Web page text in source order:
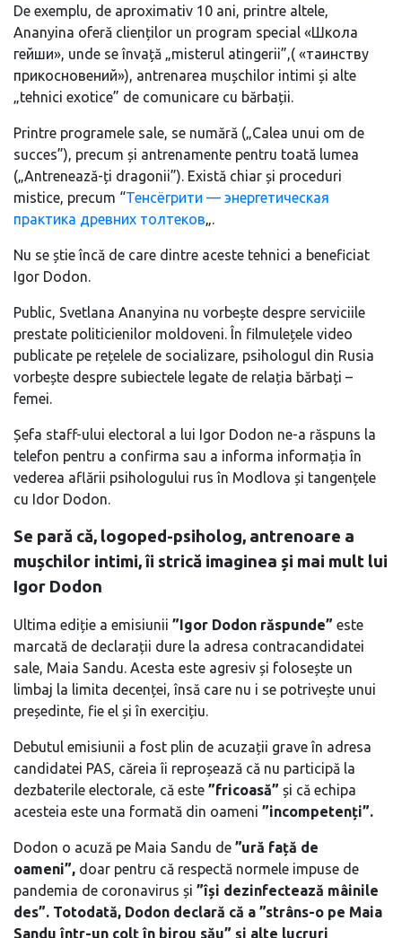
De exemplu, de aproximativ 10 ani, printre altele,
Ananyina oferă clienților un program special «Школа
гейши», unde se învață „misterul atingerii”,( «таинству
прикосновений»), antrenarea mușchilor intimi și alte
„tehnici exotice” de comunicare cu bărbații.
Printre programele sale, se numără („Calea unui om de
succes”), precum și antrenamente pentru toată lumea
(„Antrenează-ți dragonii”). Există chiar și proceduri
mistice, precum “Тенсёгрити — энергетическая
практика древних толтеков„.
Nu se știe încă de care dintre aceste tehnici a beneficiat
Igor Dodon.
Public, Svetlana Ananyina nu vorbește despre serviciile
prestate politicienilor moldoveni. În filmulețele video
publicate pe rețelele de socializare, psihologul din Rusia
vorbește despre subiectele legate de relația bărbați –
femei.
Șefa staff-ului electoral a lui Igor Dodon ne-a răspuns la
telefon pentru a confirma sau a informa informația în
vederea aflării psihologului rus în Modlova și tangențele
cu Idor Dodon.
Se pară că, logoped-psiholog, antrenoare a
mușchilor intimi, îi strică imaginea și mai mult lui
Igor Dodon
Ultima ediție a emisiunii ”Igor Dodon răspunde” este
marcată de declarații dure la adresa contracandidatei
sale, Maia Sandu. Acesta este agresiv și folosește un
limbaj la limita decenței, însă care nu i se potrivește unui
președinte, fie el și în exercițiu.
Debutul emisiunii a fost plin de acuzații grave în adresa
candidatei PAS, căreia îi reproșează că nu participă la
dezbaterile electorale, că este ”fricoasă” și că echipa
acesteia este una formată din oameni ”incompetenți”.
Dodon o acuză pe Maia Sandu de ”ură față de
oameni”, doar pentru că respectă normele impuse de
pandemia de coronavirus și ”își dezinfectează mâinile
des”. Totodată, Dodon declară că a ”strâns-o pe Maia
Sandu într-un colț în birou său” și alte lucruri